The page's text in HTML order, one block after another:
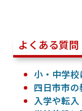
よくある質問
小・中学校
四日市市
入学や転